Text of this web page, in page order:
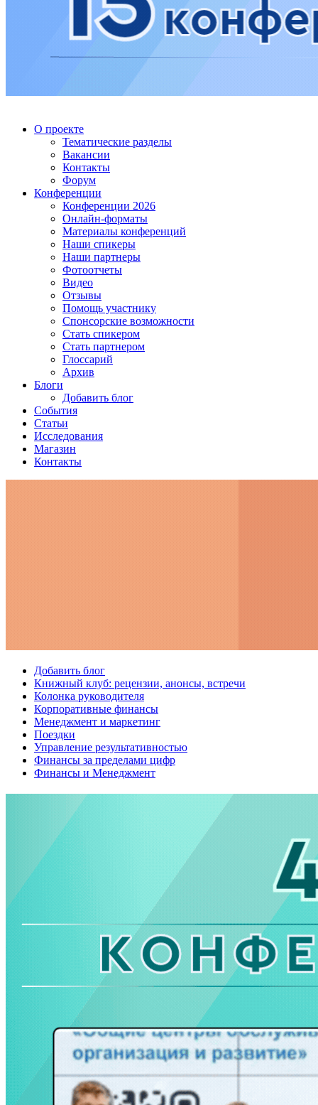
О проекте
Тематические разделы
Вакансии
Контакты
Форум
Конференции
Конференции 2026
Онлайн-форматы
Материалы конференций
Наши спикеры
Наши партнеры
Фотоотчеты
Видео
Отзывы
Помощь участнику
Спонсорские возможности
Стать спикером
Стать партнером
Глоссарий
Архив
Блоги
Добавить блог
События
Статьи
Исследования
Магазин
Контакты
Добавить блог
Книжный клуб: рецензии, анонсы, встречи
Колонка руководителя
Корпоративные финансы
Менеджмент и маркетинг
Поездки
Управление результативностью
Финансы за пределами цифр
Финансы и Менеджмент